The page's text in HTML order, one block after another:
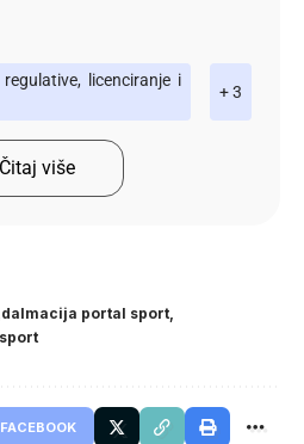
licenciranje i
+ 3
Čitaj više
dalmacija portal sport
sport
FACEBOOK